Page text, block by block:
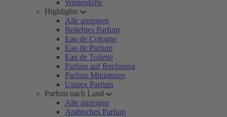
Winterdüfte
Highlights
Alle anzeigen
Beliebtes Parfum
Eau de Cologne
Eau de Parfum
Eau de Toilette
Parfum auf Rechnung
Parfum Miniaturen
Unisex Parfum
Parfum nach Land
Alle anzeigen
Arabisches Parfum